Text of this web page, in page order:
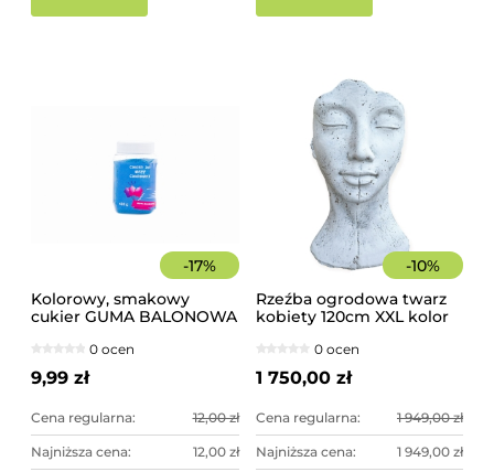
-17%
Kolorowy, smakowy
cukier GUMA BALONOWA
0 ocen
9,99 zł
Cena regularna: 12,00 zł
Najniższa cena: 12,00 zł
-10%
Rzeźba ogrodowa twarz
kobiety 120cm XXL kolor
imponująca dekoracja
ogrodowa
0 ocen
1 750,00 zł
Cena regularna: 1 949,00 zł
Najniższa cena: 1 949,00 zł